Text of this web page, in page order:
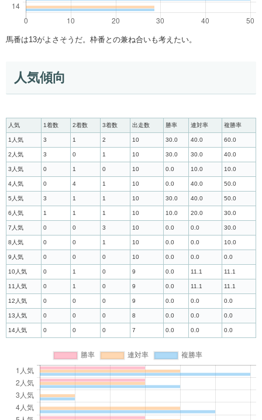
馬番は13がよさそうだ。枠番との兼ね合いも考えたい。
人気傾向
人気 1着数 2着数 3着数 出走数 勝率 連対率 複勝率
1人気 3 1 2 10 30.0 40.0 60.0
2人気 3 0 1 10 30.0 30.0 40.0
3人気 0 1 0 10 0.0 10.0 10.0
4人気 0 4 1 10 0.0 40.0 50.0
5人気 3 1 1 10 30.0 40.0 50.0
6人気 1 1 1 10 10.0 20.0 30.0
7人気 0 0 3 10 0.0 0.0 30.0
8人気 0 0 1 10 0.0 0.0 10.0
9人気 0 0 0 10 0.0 0.0 0.0
10人気 0 1 0 9 0.0 11.1 11.1
11人気 0 1 0 9 0.0 11.1 11.1
12人気 0 0 0 9 0.0 0.0 0.0
13人気 0 0 0 8 0.0 0.0 0.0
14人気 0 0 0 7 0.0 0.0 0.0